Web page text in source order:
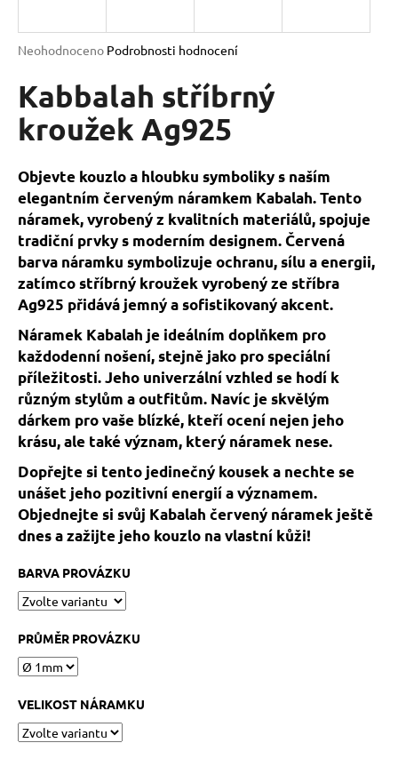
Průměrné
produktu
je
0,0
hvězdiček.
Neohodnoceno Podrobnosti hodnocení
Kabbalah stříbrný
kroužek Ag925
Objevte kouzlo a hloubku symboliky s naším
elegantním červeným náramkem Kabalah. Tento
náramek, vyrobený z kvalitních materiálů, spojuje
tradiční prvky s moderním designem. Červená
barva náramku symbolizuje ochranu, sílu a energii,
zatímco stříbrný kroužek vyrobený ze stříbra
Ag925 přidává jemný a sofistikovaný akcent.
Náramek Kabalah je ideálním doplňkem pro
každodenní nošení, stejně jako pro speciální
příležitosti. Jeho univerzální vzhled se hodí k
různým stylům a outfitům. Navíc je skvělým
dárkem pro vaše blízké, kteří ocení nejen jeho
krásu, ale také význam, který náramek nese.
Dopřejte si tento jedinečný kousek a nechte se
unášet jeho pozitivní energií a významem.
Objednejte si svůj Kabalah červený náramek ještě
dnes a zažijte jeho kouzlo na vlastní kůži!
BARVA PROVÁZKU
PRŮMĚR PROVÁZKU
VELIKOST NÁRAMKU
j
t
?
HLEDAT
D
o
o
r
u
č
u
j
m
e
STŘÍBRNÝ
KROUŽEK
AG925
Kč